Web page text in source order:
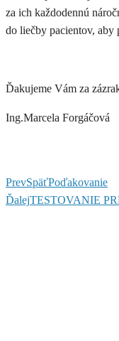
za ich každodennú
do liečby pacientov,
Ďakujeme Vám za
Ing.Marcela Forgáčová
PrevSpäťPoďakovanie
ĎalejTESTOVANIE